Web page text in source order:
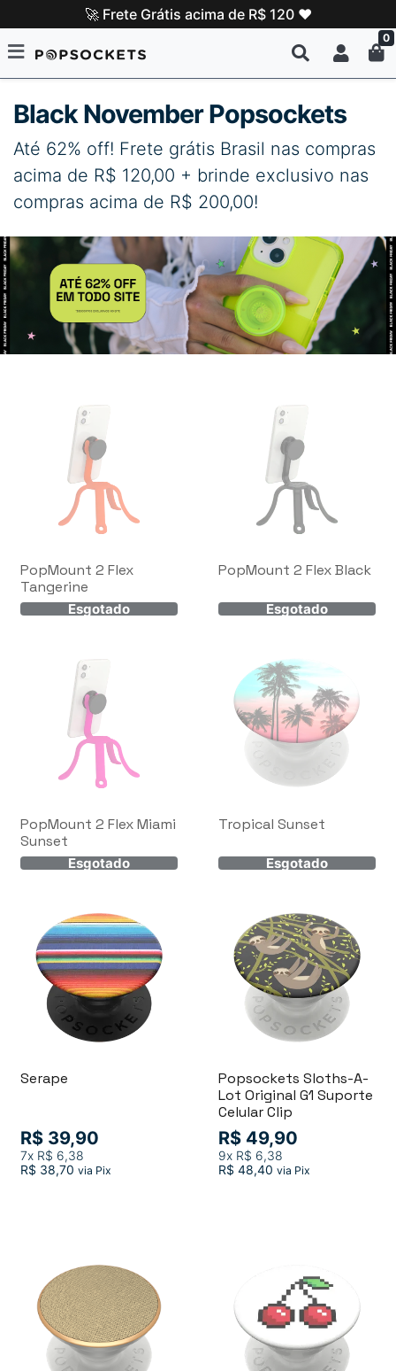
🚀 Frete Grátis acima de R$ 120 ❤️
0
Black November Popsockets
Até 62% off! Frete grátis Brasil nas compras
acima de R$ 120,00 + brinde exclusivo nas
compras acima de R$ 200,00!
PopMount 2 Flex
Tangerine
PopMount 2 Flex Black
PopMount 2 Flex Miami
Sunset
Tropical Sunset
Serape
R$ 39,90
7x R$ 6,38
R$ 38,70 via Pix
Popsockets Sloths-A-
Lot Original G1 Suporte
Celular Clip
R$ 49,90
9x R$ 6,38
R$ 48,40 via Pix